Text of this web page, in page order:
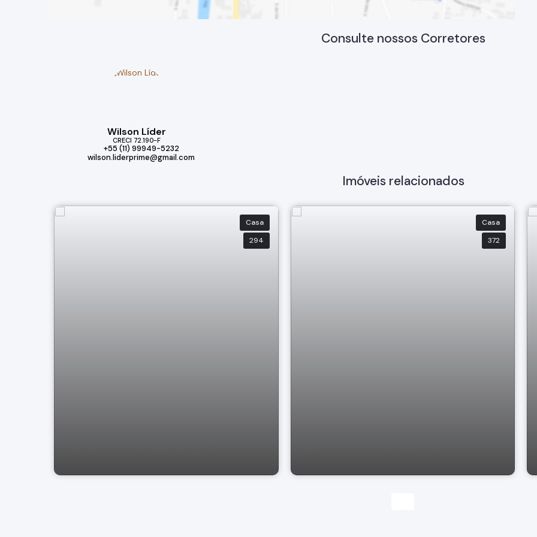
Consulte nossos Corretores
Wilson Líder
CRECI 72.190-F
+55 (11) 99949-5232
wilson.liderprime@gmail.com
Imóveis relacionados
Casa
294
Casa
372